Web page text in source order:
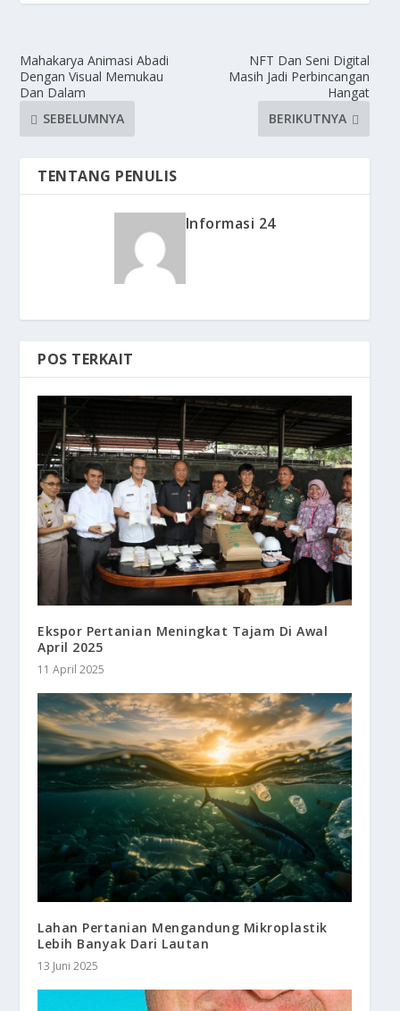
Mahakarya Animasi Abadi
Dengan Visual Memukau
Dan Dalam
SEBELUMNYA
NFT Dan Seni Digital
Masih Jadi Perbincangan
Hangat
BERIKUTNYA
TENTANG PENULIS
Informasi 24
POS TERKAIT
Ekspor Pertanian Meningkat Tajam Di Awal
April 2025
11 April 2025
Lahan Pertanian Mengandung Mikroplastik
Lebih Banyak Dari Lautan
13 Juni 2025